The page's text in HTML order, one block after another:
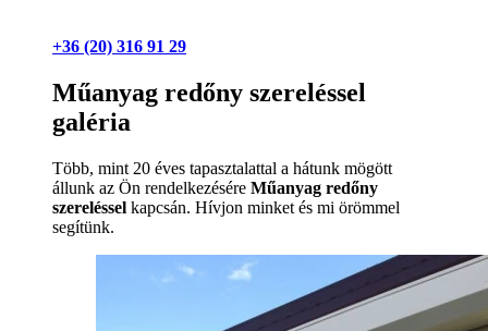
+36 (20) 316 91 29
Műanyag redőny szereléssel
galéria
Több, mint 20 éves tapasztalattal a hátunk mögött
állunk az Ön rendelkezésére Műanyag redőny
szereléssel kapcsán. Hívjon minket és mi örömmel
segítünk.